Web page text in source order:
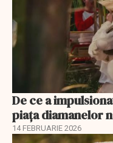
De ce a
piața diamanelor
14 FEBRUARIE 2026